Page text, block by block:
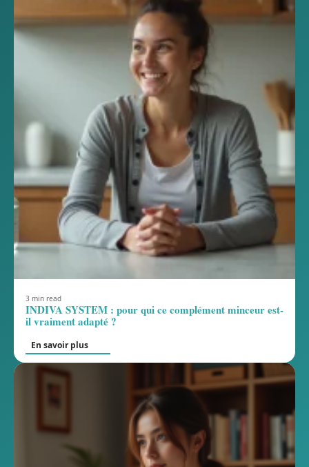
3 min read
INDIVA SYSTEM : pour qui ce complément minceur est-
il vraiment adapté ?
En savoir plus